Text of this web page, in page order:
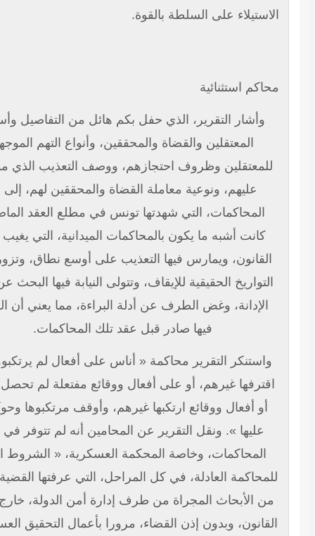
على السلطة بالقوة.
استثنائية
وأشار التقرير، الذي حفل بكم هائل من التفاصيل وأسماء
المعتقلين والقضاة والمحققين، وأنواع التهم الموجهة
للمعتقلين وظروف احتجازهم، ووصف التعذيب الذي مورس
عليهم، ونوعية معاملة القضاة والمحققين لهم، إلى أن
المحاكمات، التي شهدتها تونس في مطلع العقد الماضي،
كانت أشبه ما يكون بالمحاكمات الميدانية، التي يغيب فيها
القانون، ويمارس فيها التعذيب على أوسع نطاق، وتزور فيها
الحقيقية للإيقاف، وتتولى النيابة فيها البحث عن أدلة
الإدانة، وغض الطرف عن أدلة البراءة، مما يعني أن القرار
فيها صادر قبل عقد تلك المحاكمات.
واستنكر التقرير محاكمة « أناس على أفعال لم يرتكبوها، أو
غيرهم، أو على أفعال ووقائع مفتعلة لم تحصل أصلا،
أو أفعال ووقائع ارتكبها غيرهم، وأوقف مرتكبوها وحوكموا
عليها ». ونقل التقرير عن المحامين أنه لم تتوفر في تلك
المحاكمات، وخاصة المحكمة العسكرية، « الشروط الدنيا
العادلة، في كل المراحل، التي عرفتها القضية، بداية
الأبحاث المجراة من طرف إدارة أمن الدولة، خارج إطار
وبدون إذن القضاء، مرورا بأعمال التحقيق العسكري،